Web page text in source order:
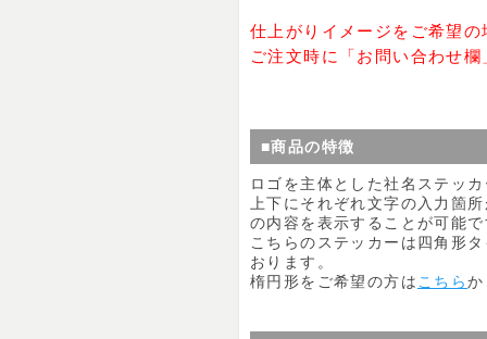
仕上がりイメージをご希望の
ご注文時に「お問い合わせ
■商品の特徴
ロゴを主体とした社名ステッ
上下にそれぞれ文字の入力箇
の内容を表示することが可能
こちらのステッカーは四角形
おります。
楕円形をご希望の方は こちら